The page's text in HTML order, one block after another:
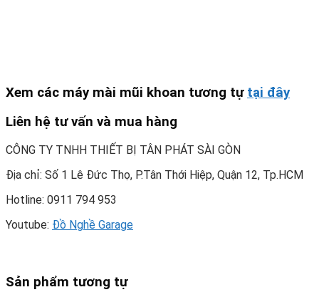
Xem các máy mài mũi khoan tương tự tại đây
Liên hệ tư vấn và mua hàng
CÔNG TY TNHH THIẾT BỊ TÂN PHÁT SÀI GÒN
Địa chỉ: Số 1 Lê Đức Thọ, P.Tân Thới Hiệp, Quận 12, Tp.HCM
Hotline: 0911 794 953
Youtube: Đồ Nghề Garage
Sản phẩm tương tự